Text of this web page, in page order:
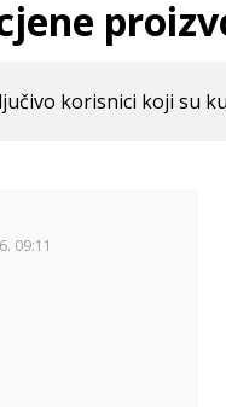
korisnici koji su
09:11